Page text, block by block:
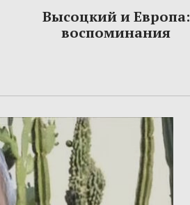
Высоцкий и Европа:
воспоминания